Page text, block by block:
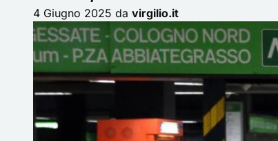
4 Giugno 2025 da virgilio.it